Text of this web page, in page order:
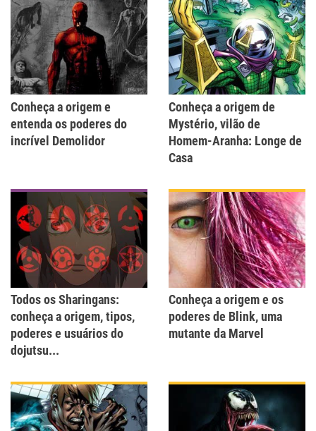
Conheça a origem e
entenda os poderes do
incrível Demolidor
Conheça a origem de
Mystério, vilão de
Homem-Aranha: Longe de
Casa
Todos os Sharingans:
conheça a origem, tipos,
poderes e usuários do
dojutsu...
Conheça a origem e os
poderes de Blink, uma
mutante da Marvel